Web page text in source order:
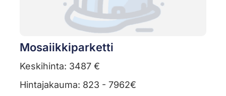
Mosaiikkiparketti
Keskihinta: 3487 €
Hintajakauma: 823 - 7962€